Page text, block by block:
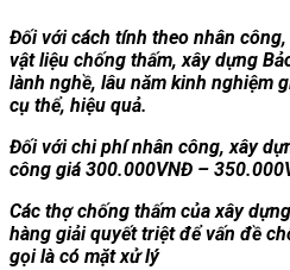
Đối với cách tính theo nhân
vật liệu chống thấm, xây dựng
lành nghề, lâu năm kinh nghiệm
cụ thể, hiệu quả.
Đối với chi phí nhân công, xây
công giá 300.000VNĐ –
Các thợ chống thấm của xây
hàng giải quyết triệt để vấn đề
gọi là có mặt xử lý